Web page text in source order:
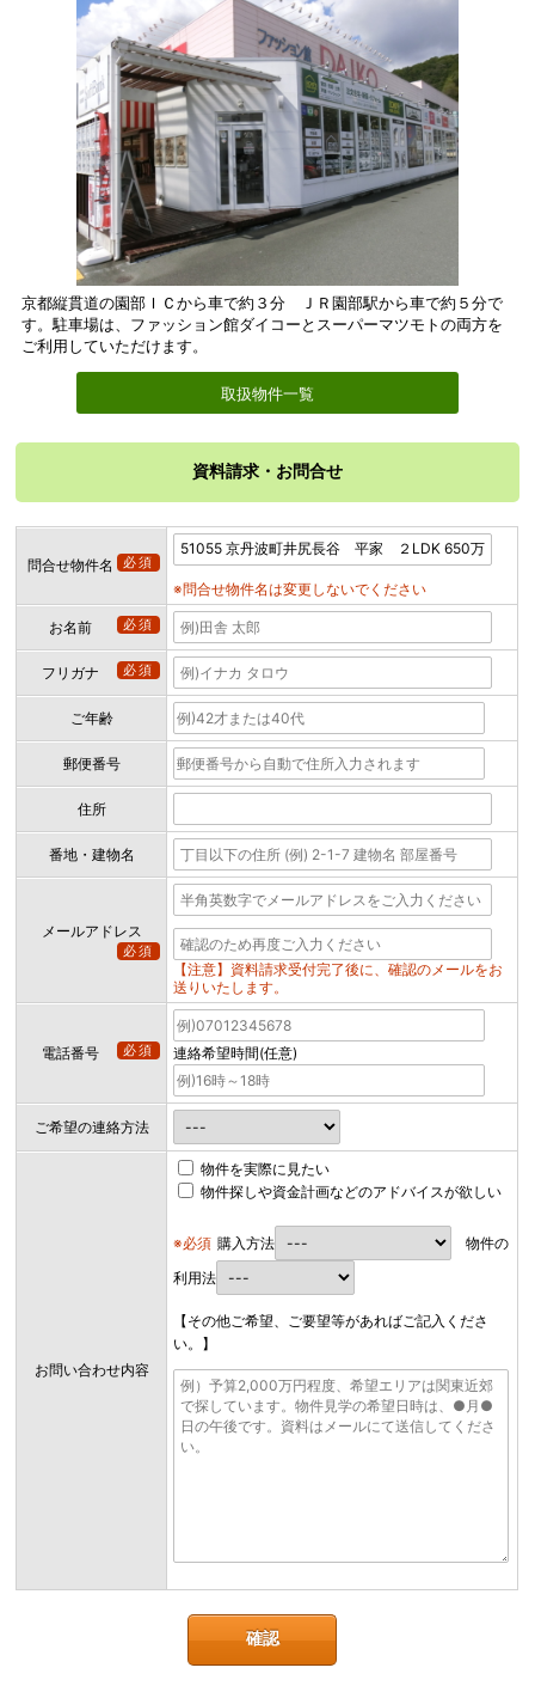
京都縦貫道の園部ＩＣから車で約３分 ＪＲ園部駅から車で約５分で
す。駐車場は、ファッション館ダイコーとスーパーマツモトの両方を
ご利用していただけます。
取扱物件一覧
資料請求・お問合せ
問合せ物件名 必須
※問合せ物件名は変更しないでください
お名前 必須
フリガナ 必須
ご年齢
郵便番号
住所
番地・建物名
メールアドレス
必須
【注意】資料請求受付完了後に、確認のメールをお
送りいたします。
電話番号 必須 連絡希望時間(任意)
ご希望の連絡方法
お問い合わせ内容
物件を実際に見たい
物件探しや資金計画などのアドバイスが欲しい
※必須 購入方法
物件の
利用法
【その他ご希望、ご要望等があればご記入くださ
い。】